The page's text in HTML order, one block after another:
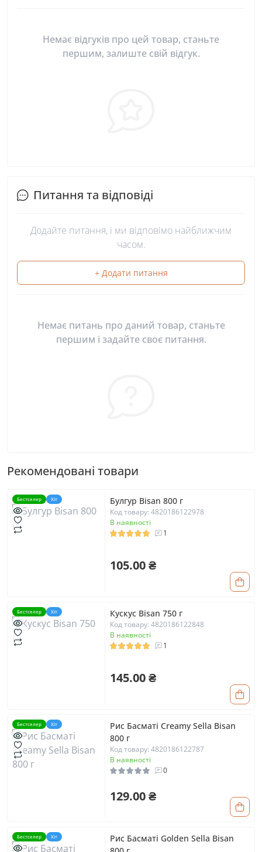
Немає відгуків про цей товар, станьте
першим, залиште свій відгук.
Питання та відповіді
Додайте питання, і ми відповімо найближчим
часом.
+ Додати питання
Немає питань про даний товар, станьте
першим і задайте своє питання.
Рекомендовані товари
Бестселер Хіт Булгур Bisan 800 г
Код товару: 4820186122978
В наявності
1
105.00 ₴
Бестселер Хіт Кускус Bisan 750 г
Код товару: 4820186122848
В наявності
1
145.00 ₴
Бестселер Хіт
Рис Басматі Creamy Sella Bisan
800 г
Код товару: 4820186122787
В наявності
0
129.00 ₴
Бестселер Хіт
Рис Басматі Golden Sella Bisan